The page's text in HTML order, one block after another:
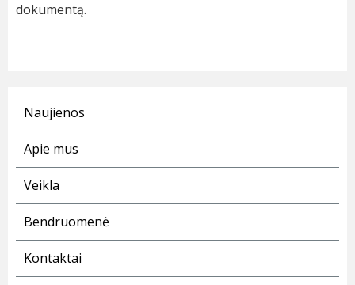
dokumentą.
Naujienos
Apie mus
Veikla
Bendruomenė
Kontaktai